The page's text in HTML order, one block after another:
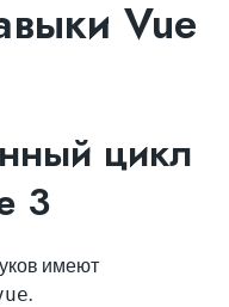
Vue
цикл
3
имеют
.